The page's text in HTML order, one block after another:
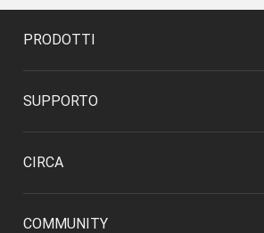
PRODOTTI
SUPPORTO
CIRCA
COMMUNITY